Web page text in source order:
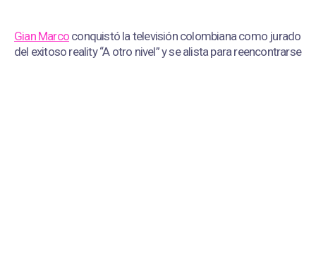
Gian Marco conquistó la televisión colombiana como jurado
del exitoso reality “A otro nivel” y se alista para reencontrarse